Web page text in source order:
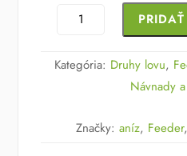
množstvo
nástraha
Delphin
Aníz
Kategória: Druhy lovu,
Návnady
Značky: aníz, Feeder,